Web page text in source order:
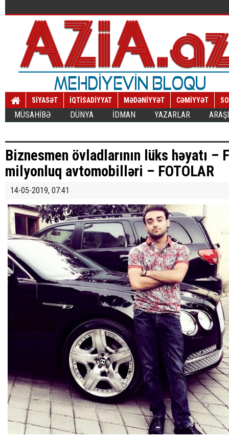
SİYASƏT İQTİSADİYYAT MƏDƏNİYYƏT CƏMİYYƏT
MÜSAHİBƏ DÜNYA İDMAN YAZARLAR
Biznesmen övladlarının lüks həyatı –
milyonluq avtomobilləri – FOTOLAR
14-05-2019, 07:41